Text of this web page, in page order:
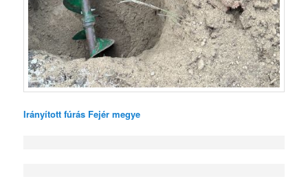
Irányított fúrás Fejér megye